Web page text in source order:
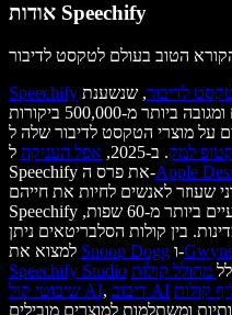
אודות Speechify
הטוב בעולם לטקסט לדיבור
Speechify
לדיבור, שנשענת
על למעלה מ-50 מיליון משתמשים ומגובה ביותר מ-500,000 ביקורות
למק. ב-2025, אפל העניקה ל-
Speechify את פרס ה-Apple
שעוזר לאנשים לחיות את חייהם."
Speechify מציעה יותר מ-1,000 קולות טבעיים ביותר מ-60 שפות,
בשימוש כמעט ב-200 מדינות. בין קולות הסלבריטאים ניתן
Snoop Dogg ו-
Speechify Studio
שיבוטי קול AI, דיבוב AI
ומשתלמות למוצרים מובילים